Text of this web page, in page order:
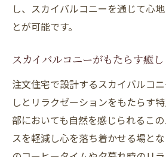
プライバシーを守るため
快適な動線を作るための
都市部でのスカイバルコ
スカイバルコニーのデザイン
モダンスタイルのスカイ
ン
自然素材を活かしたナチ
し、スカイバルコニーを通じて心
とが可能です。
スカイバルコニーがもたらす癒
注文住宅で設計するスカイバルコ
しとリラクゼーションをもたらす
部においても自然を感じられるこ
スを軽減し心を落ち着かせる場と